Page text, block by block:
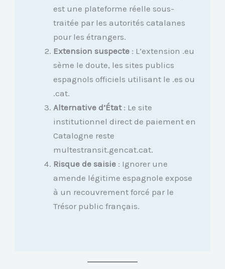
est une plateforme réelle sous-
traitée par les autorités catalanes
pour les étrangers.
Extension suspecte: L’extension .eu
sème le doute, les sites publics
espagnols officiels utilisant le .es ou
.cat.
Alternative d’État: Le site
institutionnel direct de paiement en
Catalogne reste
multestransit.gencat.cat.
Risque de saisie : Ignorer une
amende légitime espagnole expose
à un recouvrement forcé par le
Trésor public français.